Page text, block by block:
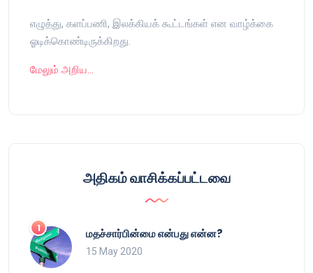
எழுத்து, களப்பணி, இலக்கியக் கூட்டங்கள் என வாழ்க்கை
ஓடிக்கொண்டிருக்கிறது.
மேலும் அறிய…
அதிகம் வாசிக்கப்பட்டவை
மதச்சார்பின்மை என்பது என்ன?
15 May 2020